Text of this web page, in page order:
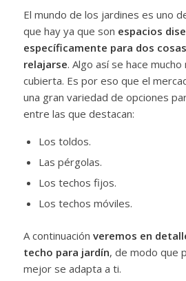
El mundo de los jardines es uno
que hay ya que son espacios
específicamente para dos
relajarse. Algo así se hace
cubierta. Es por eso que el
una gran variedad de opciones
entre las que destacan:
Los toldos.
Las pérgolas.
Los techos fijos.
Los techos móviles.
A continuación veremos en
techo para jardín, de modo que
mejor se adapta a ti.